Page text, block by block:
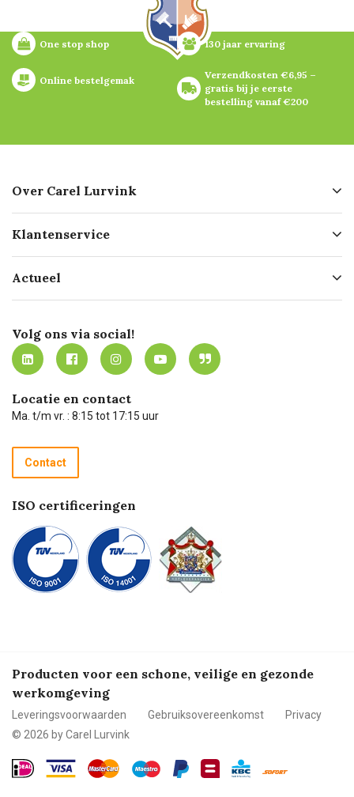
One stop shop 130 jaar ervaring
Online bestelgemak
Verzendkosten €6,95 –
gratis bij je eerste
bestelling vanaf €200
Over Carel Lurvink
Geschiedenis
Missie
Werken bij Carel Lurvink
MVO
Klantenservice
Bezorgen
Mijn Carel Lurvink
Mijn Carel Lurvink instructievideo's
Carel Lurvink App
Hulp op afstand
Technische dienst
Recycle programma
Betalen
Actueel
Innovation LAB
Tevreden klanten
Carel Lurvink Blog
Carel de podcast
Volg ons via social!
Locatie en contact
Ma. t/m vr. : 8:15 tot 17:15 uur
Contact
ISO certificeringen
Producten voor een schone, veilige en gezonde
werkomgeving
Leveringsvoorwaarden Gebruiksovereenkomst
Privacy
© 2026 by Carel Lurvink